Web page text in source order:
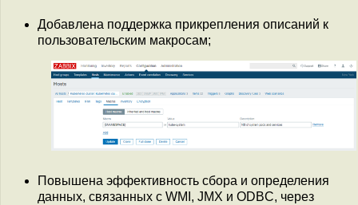
Добавлена поддержка прикрепления описаний к
пользовательским макросам;
Повышена эффективность сбора и определения
данных, связанных с WMI, JMX и ODBC, через